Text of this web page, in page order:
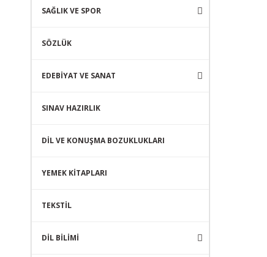
SAĞLIK VE SPOR
SÖZLÜK
EDEBİYAT VE SANAT
SINAV HAZIRLIK
DİL VE KONUŞMA BOZUKLUKLARI
YEMEK KİTAPLARI
TEKSTİL
DİL BİLİMİ